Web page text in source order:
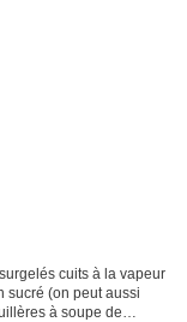
cuits à la vapeur
sucré (on peut aussi
à soupe de